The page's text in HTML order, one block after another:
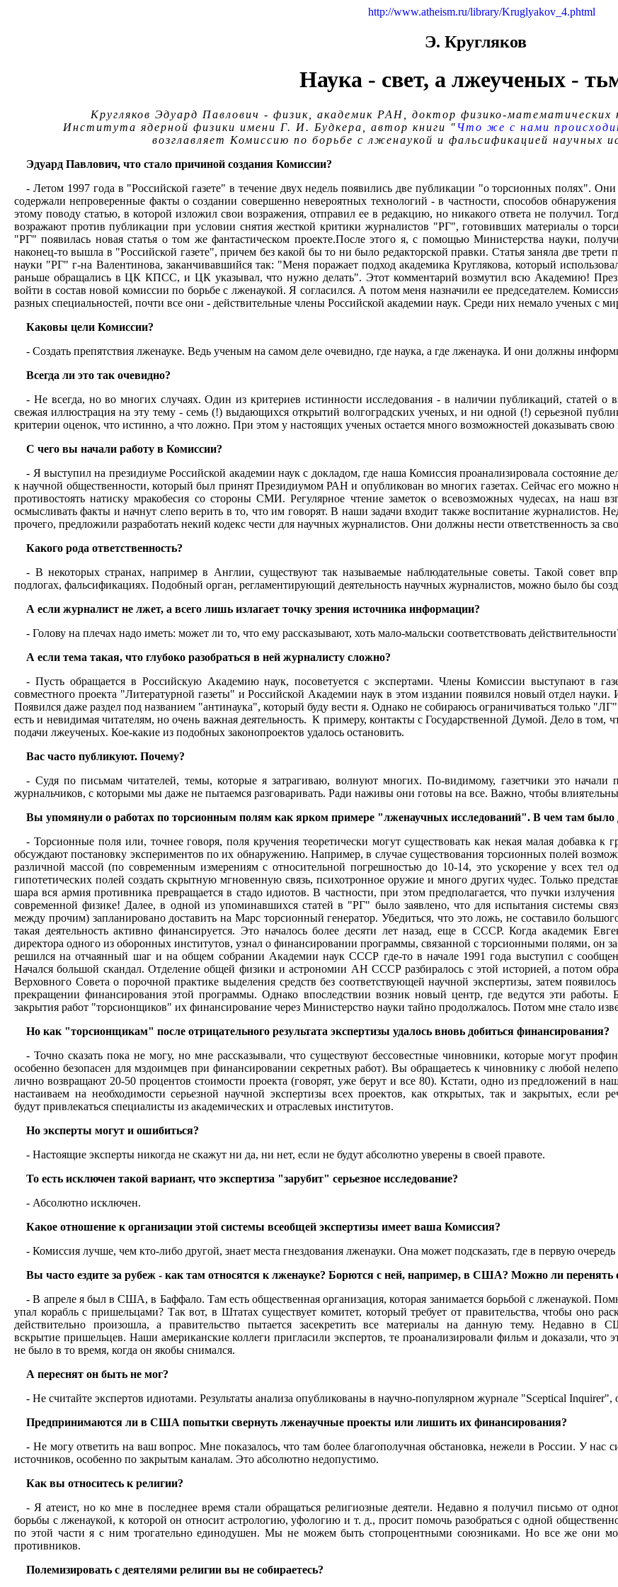
http://www.atheism.ru/library/Kruglyakov_4.phtml
Э. Кругляков
Наука - свет, а лжеученых -
Кругляков Эдуард Павлович - физик, академик РАН, доктор физико-математических
Института ядерной физики имени Г. И. Будкера, автор книги "Что же с нами
возглавляет Комиссию по борьбе с лженаукой и фальсификацией научных
Эдуард Павлович, что стало причиной создания Комиссии?
- Летом 1997 года в "Российской газете" в течение двух недель появились две публикации "о торсионных полях".
содержали непроверенные факты о создании совершенно невероятных технологий - в частности, способов
этому поводу статью, в которой изложил свои возражения, отправил ее в редакцию, но никакого ответа не получил.
возражают против публикации при условии снятия жесткой критики журналистов "РГ", готовивших материалы о
"РГ" появилась новая статья о том же фантастическом проекте.После этого я, с помощью Министерства науки,
наконец-то вышла в "Российской газете", причем без какой бы то ни было редакторской правки. Статья заняла две
науки "РГ" г-на Валентинова, заканчивавшийся так: "Меня поражает подход академика Круглякова, который
раньше обращались в ЦК КПСС, и ЦК указывал, что нужно делать". Этот комментарий возмутил всю Академию!
войти в состав новой комиссии по борьбе с лженаукой. Я согласился. А потом меня назначили ее председателем.
разных специальностей, почти все они - действительные члены Российской академии наук. Среди них немало ученых с
Каковы цели Комиссии?
- Создать препятствия лженауке. Ведь ученым на самом деле очевидно, где наука, а где лженаука. И они должны
Всегда ли это так очевидно?
- Не всегда, но во многих случаях. Один из критериев истинности исследования - в наличии публикаций, статей
свежая иллюстрация на эту тему - семь (!) выдающихся открытий волгоградских ученых, и ни одной (!) серьезной
критерии оценок, что истинно, а что ложно. При этом у настоящих ученых остается много возможностей доказывать свою
С чего вы начали работу в Комиссии?
- Я выступил на президиуме Российской академии наук с докладом, где наша Комиссия проанализировала состояние
к научной общественности, который был принят Президиумом РАН и опубликован во многих газетах. Сейчас его можно
противостоять натиску мракобесия со стороны СМИ. Регулярное чтение заметок о всевозможных чудесах, на наш
осмысливать факты и начнут слепо верить в то, что им говорят. В наши задачи входит также воспитание журналистов.
прочего, предложили разработать некий кодекс чести для научных журналистов. Они должны нести ответственность за
Какого рода ответственность?
- В некоторых странах, например в Англии, существуют так называемые наблюдательные советы. Такой совет
подлогах, фальсификациях. Подобный орган, регламентирующий деятельность научных журналистов, можно было бы
А если журналист не лжет, а всего лишь излагает точку зрения источника информации?
- Голову на плечах надо иметь: может ли то, что ему рассказывают, хоть мало-мальски соответствовать
А если тема такая, что глубоко разобраться в ней журналисту сложно?
- Пусть обращается в Российскую Академию наук, посоветуется с экспертами. Члены Комиссии выступают в
совместного проекта "Литературной газеты" и Российской Академии наук в этом издании появился новый отдел
Появился даже раздел под названием "антинаука", который буду вести я. Однако не собираюсь ограничиваться только
есть и невидимая читателям, но очень важная деятельность. К примеру, контакты с Государственной Думой. Дело в том,
подачи лжеученых. Кое-какие из подобных законопроектов удалось остановить.
Вас часто публикуют. Почему?
- Судя по письмам читателей, темы, которые я затрагиваю, волнуют многих. По-видимому, газетчики это начали
журнальчиков, с которыми мы даже не пытаемся разговаривать. Ради наживы они готовы на все. Важно, чтобы
Вы упомянули о работах по торсионным полям как ярком примере "лженаучных исследований". В чем там было
- Торсионные поля или, точнее говоря, поля кручения теоретически могут существовать как некая малая добавка
обсуждают постановку экспериментов по их обнаружению. Например, в случае существования торсионных полей
различной массой (по современным измерениям с относительной погрешностью до 10-14, это ускорение у всех тел
гипотетических полей создать скрытную мгновенную связь, психотронное оружие и много других чудес. Только
шара вся армия противника превращается в стадо идиотов. В частности, при этом предполагается, что пучки
современной физике! Далее, в одной из упоминавшихся статей в "РГ" было заявлено, что для испытания системы
между прочим) запланировано доставить на Марс торсионный генератор. Убедиться, что это ложь, не составило
такая деятельность активно финансируется. Это началось более десяти лет назад, еще в СССР. Когда академик
директора одного из оборонных институтов, узнал о финансировании программы, связанной с торсионными полями, он
решился на отчаянный шаг и на общем собрании Академии наук СССР где-то в начале 1991 года выступил с
Начался большой скандал. Отделение общей физики и астрономии АН СССР разбиралось с этой историей, а потом
Верховного Совета о порочной практике выделения средств без соответствующей научной экспертизы, затем
прекращении финансирования этой программы. Однако впоследствии возник новый центр, где ведутся эти работы.
закрытия работ "торсионщиков" их финансирование через Министерство науки тайно продолжалось. Потом мне стало
Но как "торсионщикам" после отрицательного результата экспертизы удалось вновь добиться финансирования?
- Точно сказать пока не могу, но мне рассказывали, что существуют бессовестные чиновники, которые могут
особенно безопасен для мздоимцев при финансировании секретных работ). Вы обращаетесь к чиновнику с любой
лично возвращают 20-50 процентов стоимости проекта (говорят, уже берут и все 80). Кстати, одно из предложений в
настаиваем на необходимости серьезной научной экспертизы всех проектов, как открытых, так и закрытых, если
будут привлекаться специалисты из академических и отраслевых институтов.
Но эксперты могут и ошибиться?
- Настоящие эксперты никогда не скажут ни да, ни нет, если не будут абсолютно уверены в своей правоте.
То есть исключен такой вариант, что экспертиза "зарубит" серьезное исследование?
- Абсолютно исключен.
Какое отношение к организации этой системы всеобщей экспертизы имеет ваша Комиссия?
- Комиссия лучше, чем кто-либо другой, знает места гнездования лженауки. Она может подсказать, где в первую
Вы часто ездите за рубеж - как там относятся к лженауке? Борются с ней, например, в США? Можно ли перенять
- В апреле я был в США, в Баффало. Там есть общественная организация, которая занимается борьбой с лженаукой.
упал корабль с пришельцами? Так вот, в Штатах существует комитет, который требует от правительства, чтобы оно
действительно произошла, а правительство пытается засекретить все материалы на данную тему. Недавно
вскрытие пришельцев. Наши американские коллеги пригласили экспертов, те проанализировали фильм и доказали,
не было в то время, когда он якобы снимался.
А переснят он быть не мог?
- Не считайте экспертов идиотами. Результаты анализа опубликованы в научно-популярном журнале "Sceptical
Предпринимаются ли в США попытки свернуть лженаучные проекты или лишить их финансирования?
- Не могу ответить на ваш вопрос. Мне показалось, что там более благополучная обстановка, нежели в России. У нас
источников, особенно по закрытым каналам. Это абсолютно недопустимо.
Как вы относитесь к религии?
- Я атеист, но ко мне в последнее время стали обращаться религиозные деятели. Недавно я получил письмо от
борьбы с лженаукой, к которой он относит астрологию, уфологию и т. д., просит помочь разобраться с одной
по этой части я с ним трогательно единодушен. Мы не можем быть стопроцентными союзниками. Но все же они
противников.
Полемизировать с деятелями религии вы не собираетесь?